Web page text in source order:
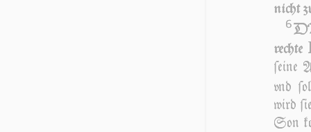
nicht
6
rech­te
ſei­ne
vnd
wird
Son